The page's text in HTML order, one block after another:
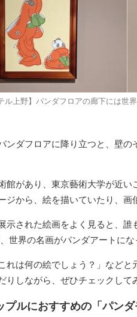
ル上野】パンダフロアの廊下には世
ンダフロアに降り立つと、壁
館があり、東京藝術大学が近
ジから、絵を描いていたり、画
示された絵画をよく見ると、
世界の名画がパンダアートにな
れは何の絵でしょう？」など
りしながら、ぜひチェックして
プルにおすすめの「パンダ